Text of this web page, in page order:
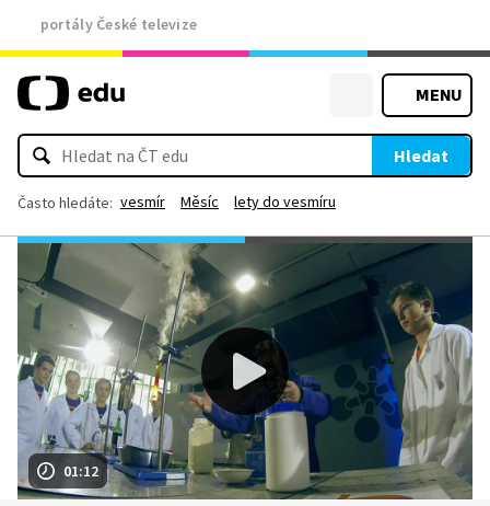
portály České televize
MENU
Hledat
Často hledáte: vesmír Měsíc lety do vesmíru
01:12